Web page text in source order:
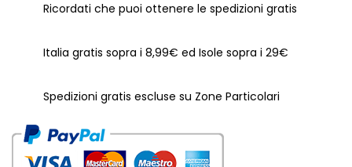
29,90 € 24,90 €
Ricordati che puoi ottenere le spedizioni gratis
Italia gratis sopra i 8,99€ ed Isole sopra i 29€
Spedizioni gratis escluse su Zone Particolari